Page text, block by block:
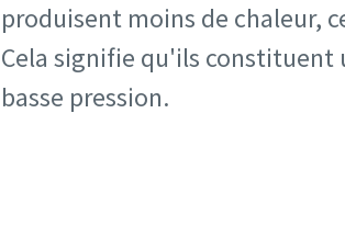
produisent moins de chaleur,
Cela signifie qu'ils constituent
basse pression.